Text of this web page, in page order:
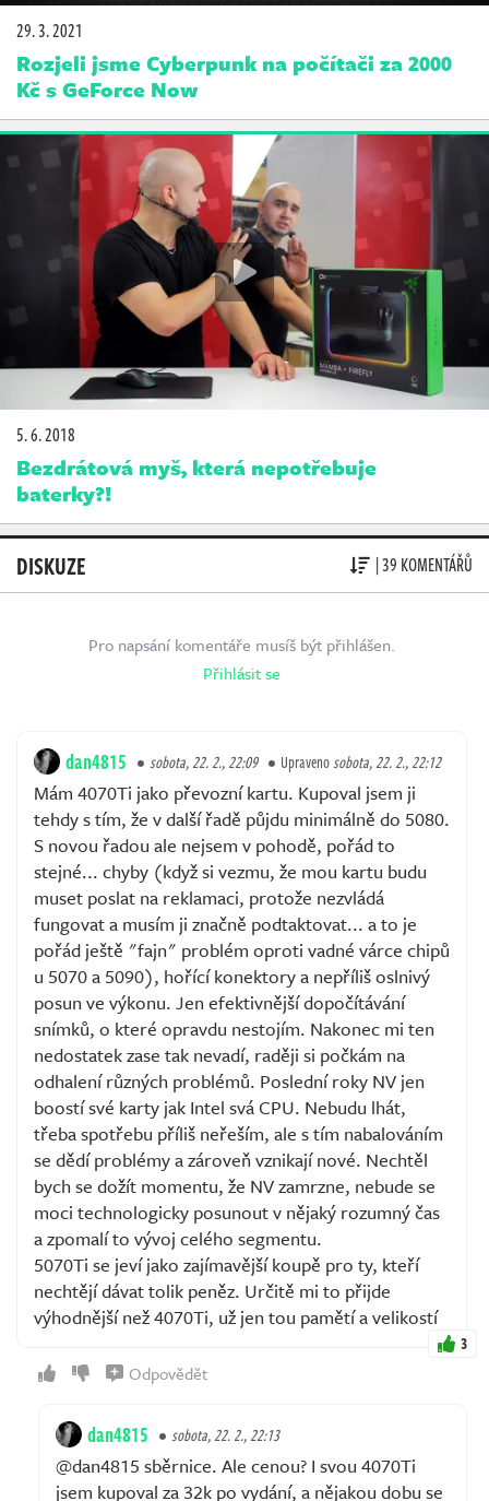
29. 3. 2021
Rozjeli jsme Cyberpunk na počítači za 2000
Kč s GeForce Now
5. 6. 2018
Bezdrátová myš, která nepotřebuje
baterky?!
DISKUZE | 39 KOMENTÁŘŮ
Pro napsání komentáře musíš být přihlášen.
Přihlásit se
dan4815 sobota, 22. 2., 22:09 Upravenosobota, 22. 2., 22:12
Mám 4070Ti jako převozní kartu. Kupoval jsem ji
tehdy s tím, že v další řadě půjdu minimálně do 5080.
S novou řadou ale nejsem v pohodě, pořád to
stejné... chyby (když si vezmu, že mou kartu budu
muset poslat na reklamaci, protože nezvládá
fungovat a musím ji značně podtaktovat... a to je
pořád ještě "fajn" problém oproti vadné várce chipů
u 5070 a 5090), hořící konektory a nepříliš oslnivý
posun ve výkonu. Jen efektivnější dopočítávání
snímků, o které opravdu nestojím. Nakonec mi ten
nedostatek zase tak nevadí, raději si počkám na
odhalení různých problémů. Poslední roky NV jen
boostí své karty jak Intel svá CPU. Nebudu lhát,
třeba spotřebu příliš neřeším, ale s tím nabalováním
se dědí problémy a zároveň vznikají nové. Nechtěl
bych se dožít momentu, že NV zamrzne, nebude se
moci technologicky posunout v nějaký rozumný čas
a zpomalí to vývoj celého segmentu.
5070Ti se jeví jako zajímavější koupě pro ty, kteří
nechtějí dávat tolik peněz. Určitě mi to přijde
výhodnější než 4070Ti, už jen tou pamětí a velikostí
3
Odpovědět
dan4815 sobota, 22. 2., 22:13
@dan4815 sběrnice. Ale cenou? I svou 4070Ti
jsem kupoval za 32k po vydání, a nějakou dobu se